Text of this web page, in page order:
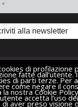
di profilazione
fatte dall’utente.
di parti terze. Per
come negare il
la nostra Cookie
accetta l’uso
aver preso visione